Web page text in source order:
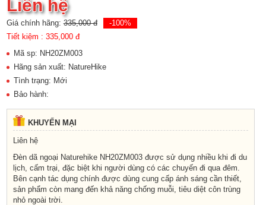
Liên hệ
Giá chính hãng:335,000 đ
-100%
Tiết kiệm : 335,000 đ
Mã sp: NH20ZM003
Hãng sản xuất: NatureHike
Tình trạng: Mới
Bảo hành:
KHUYẾN MẠI
Liên hệ
Đèn dã ngoại Naturehike NH20ZM003 được sử dụng nhiều khi đi du
lịch, cấm trại, đặc biệt khi người dùng có các chuyến đi qua đêm.
Bên cạnh tác dụng chính được dùng cung cấp ánh sáng cần thiết,
sản phẩm còn mang đến khả năng chống muỗi, tiêu diệt côn trùng
nhỏ ngoài trời.